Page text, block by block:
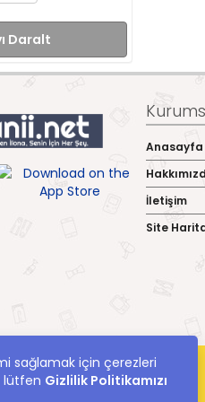
Daralt
Anasayfa
İletişim
Site
sağlamak için çerezleri
lütfen Gizlilik Politikamızı